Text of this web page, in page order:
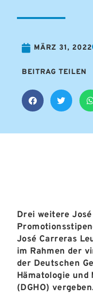
MÄRZ 31, 2022
BEITRAG TEILEN
Drei weitere
José Carreras
im Rahmen der
der Deutschen
Hämatologie und
(DGHO)